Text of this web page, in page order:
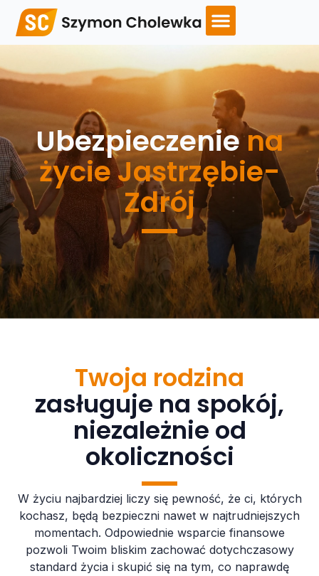
Ubezpieczeniena
życie Jastrzębie-
Zdrój
Twoja rodzina
zasługuje na spokój,
niezależnie od
okoliczności
W życiu najbardziej liczy się pewność, że ci, których
kochasz, będą bezpieczni nawet w najtrudniejszych
momentach. Odpowiednie wsparcie finansowe
pozwoli Twoim bliskim zachować dotychczasowy
standard życia i skupić się na tym, co naprawdę